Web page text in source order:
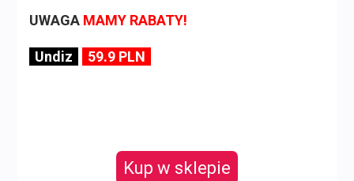
UWAGA MAMY RABATY!
Undiz 59.9 PLN
Kup w sklepie